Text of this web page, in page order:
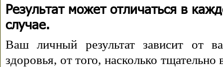
Результат может отличаться в
случае.
Ваш личный результат зависит от
здоровья, от того, насколько